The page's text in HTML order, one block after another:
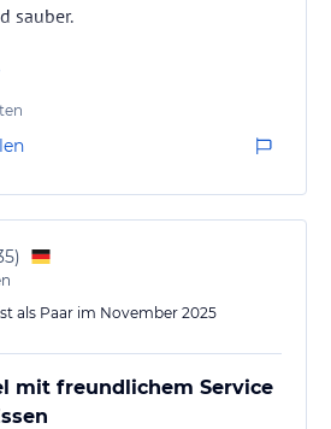
sauber.
)
als Paar im November 2025
mit freundlichem Service